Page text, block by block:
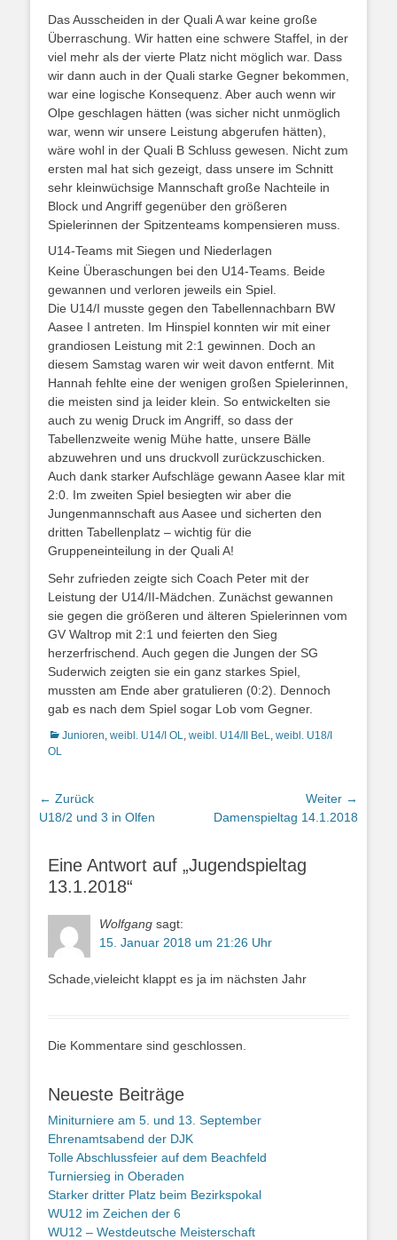
Das Ausscheiden in der Quali A war keine große
Überraschung. Wir hatten eine schwere Staffel, in der
viel mehr als der vierte Platz nicht möglich war. Dass
wir dann auch in der Quali starke Gegner bekommen,
war eine logische Konsequenz. Aber auch wenn wir
Olpe geschlagen hätten (was sicher nicht unmöglich
war, wenn wir unsere Leistung abgerufen hätten),
wäre wohl in der Quali B Schluss gewesen. Nicht zum
ersten mal hat sich gezeigt, dass unsere im Schnitt
sehr kleinwüchsige Mannschaft große Nachteile in
Block und Angriff gegenüber den größeren
Spielerinnen der Spitzenteams kompensieren muss.
U14-Teams mit Siegen und Niederlagen
Keine Überaschungen bei den U14-Teams. Beide
gewannen und verloren jeweils ein Spiel.
Die U14/I musste gegen den Tabellennachbarn BW
Aasee I antreten. Im Hinspiel konnten wir mit einer
grandiosen Leistung mit 2:1 gewinnen. Doch an
diesem Samstag waren wir weit davon entfernt. Mit
Hannah fehlte eine der wenigen großen Spielerinnen,
die meisten sind ja leider klein. So entwickelten sie
auch zu wenig Druck im Angriff, so dass der
Tabellenzweite wenig Mühe hatte, unsere Bälle
abzuwehren und uns druckvoll zurückzuschicken.
Auch dank starker Aufschläge gewann Aasee klar mit
2:0. Im zweiten Spiel besiegten wir aber die
Jungenmannschaft aus Aasee und sicherten den
dritten Tabellenplatz – wichtig für die
Gruppeneinteilung in der Quali A!
Sehr zufrieden zeigte sich Coach Peter mit der
Leistung der U14/II-Mädchen. Zunächst gewannen
sie gegen die größeren und älteren Spielerinnen vom
GV Waltrop mit 2:1 und feierten den Sieg
herzerfrischend. Auch gegen die Jungen der SG
Suderwich zeigten sie ein ganz starkes Spiel,
mussten am Ende aber gratulieren (0:2). Dennoch
gab es nach dem Spiel sogar Lob vom Gegner.
Kategorien
Junioren, weibl. U14/I OL, weibl. U14/II BeL, weibl. U18/I
OL
Beitragsnavigation
← Zurück
Vorheriger
U18/2 und 3 in Olfen
Weiter →
Nächster
Damenspieltag 14.1.2018
Eine Antwort auf „Jugendspieltag
13.1.2018“
Wolfgang sagt:
15. Januar 2018 um 21:26 Uhr
Schade,vieleicht klappt es ja im nächsten Jahr
Die Kommentare sind geschlossen.
Neueste Beiträge
Miniturniere am 5. und 13. September
Ehrenamtsabend der DJK
Tolle Abschlussfeier auf dem Beachfeld
Turniersieg in Oberaden
Starker dritter Platz beim Bezirkspokal
WU12 im Zeichen der 6
WU12 – Westdeutsche Meisterschaft